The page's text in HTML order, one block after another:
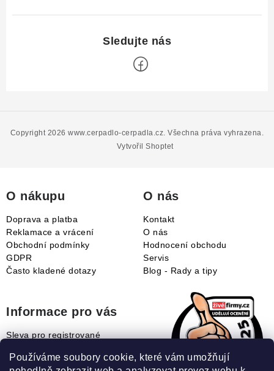
Používáme soubory cookie, které vám umožňují
Vytvořil Shoptet
Copyright 2026www.cerpadlo-cerpadla.cz. Všechna práva vyhrazena.
O nákupu
Doprava a platba
Reklamace a vrácení
Obchodní podmínky
GDPR
Často kladené dotazy
O nás
Kontakt
O nás
Hodnocení obchodu
Servis
Blog - Rady a tipy
Informace pro vás
Sleva pro registrované
Jak uplatnit slevový kupón?